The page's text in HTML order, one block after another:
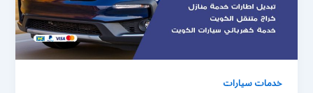
خدمات سيارات